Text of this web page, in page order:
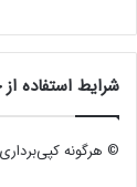
شرایط استفاده
© هرگونه